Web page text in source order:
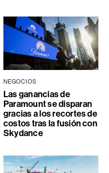
NEGOCIOS
Las ganancias de
Paramount se disparan
gracias a los recortes de
costos tras la fusión con
Skydance